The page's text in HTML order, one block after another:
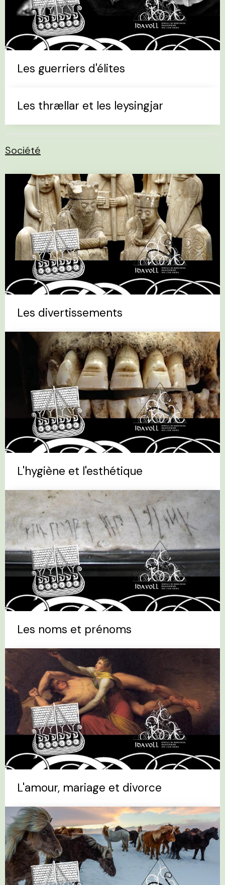
Les guerriers d'élites
Les thrællar et les leysingjar
Société
Les divertissements
L'hygiène et l'esthétique
Les noms et prénoms
L'amour, mariage et divorce